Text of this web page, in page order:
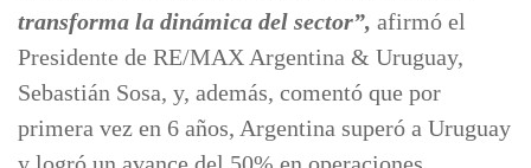
transforma la dinámica del sector”, afirmó el
Presidente de RE/MAX Argentina & Uruguay,
Sebastián Sosa, y, además, comentó que por
primera vez en 6 años, Argentina superó a Uruguay